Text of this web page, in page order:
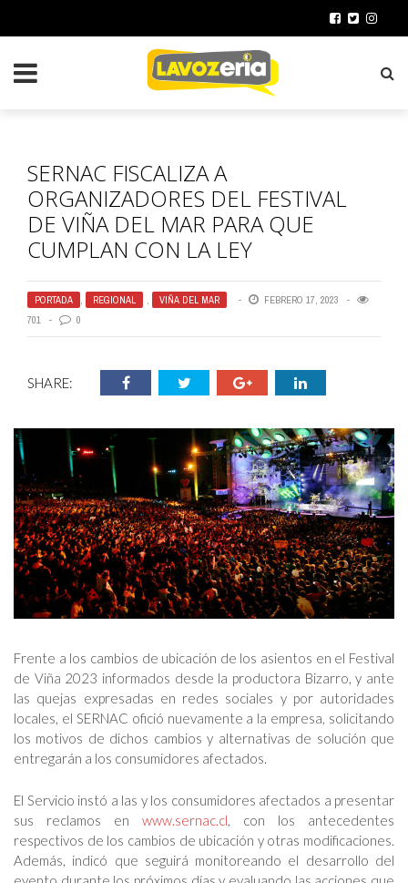
SERNAC FISCALIZA A
ORGANIZADORES DEL FESTIVAL
DE VIÑA DEL MAR PARA QUE
CUMPLAN CON LA LEY
PORTADA , REGIONAL , VIÑA DEL MAR
FEBRERO 17, 2023
701
0
SHARE:
Frente a los cambios de ubicación de los asientos en el Festival
de Viña 2023 informados desde la productora Bizarro, y ante
las quejas expresadas en redes sociales y por autoridades
locales, el SERNAC ofició nuevamente a la empresa, solicitando
los motivos de dichos cambios y alternativas de solución que
entregarán a los consumidores afectados.
El Servicio instó a las y los consumidores afectados a presentar
sus reclamos en www.sernac.cl, con los antecedentes
respectivos de los cambios de ubicación y otras modificaciones.
Además, indicó que seguirá monitoreando el desarrollo del